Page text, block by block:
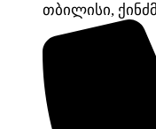
თბილისი,